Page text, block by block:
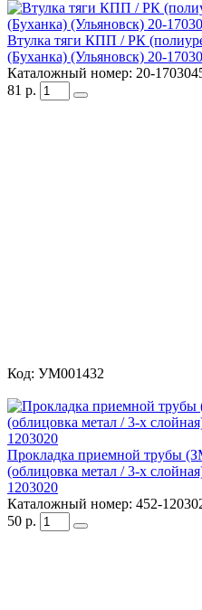
Втулка тяги КПП / РК
(Буханка) (Ульяновск) 20-
Каталожный номер: 20-
81 р.
Код: УМ001432
Прокладка приемной трубы
(облицовка метал / 3-х
1203020
Каталожный номер: 452-
50 р.